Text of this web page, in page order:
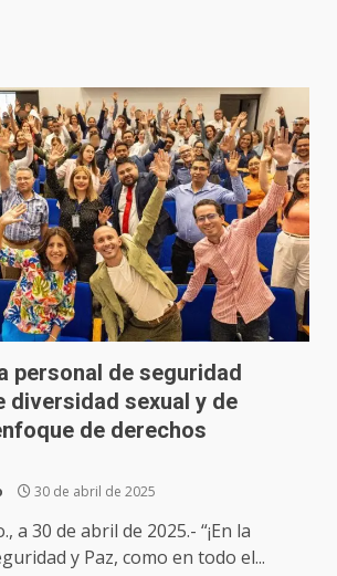
personal de seguridad
diversidad sexual y de
de derechos
30 de abril de 2025
a 30 de abril de 2025.- “¡En la
y Paz, como en todo el...